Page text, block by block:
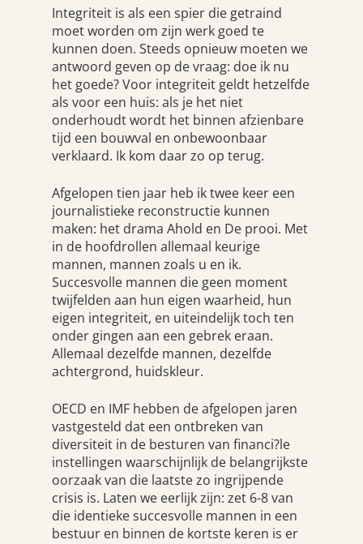
Integriteit is als een spier die getraind
moet worden om zijn werk goed te
kunnen doen. Steeds opnieuw moeten we
antwoord geven op de vraag: doe ik nu
het goede? Voor integriteit geldt hetzelfde
als voor een huis: als je het niet
onderhoudt wordt het binnen afzienbare
tijd een bouwval en onbewoonbaar
verklaard. Ik kom daar zo op terug.
Afgelopen tien jaar heb ik twee keer een
journalistieke reconstructie kunnen
maken: het drama Ahold en De prooi. Met
in de hoofdrollen allemaal keurige
mannen, mannen zoals u en ik.
Succesvolle mannen die geen moment
twijfelden aan hun eigen waarheid, hun
eigen integriteit, en uiteindelijk toch ten
onder gingen aan een gebrek eraan.
Allemaal dezelfde mannen, dezelfde
achtergrond, huidskleur.
OECD en IMF hebben de afgelopen jaren
vastgesteld dat een ontbreken van
diversiteit in de besturen van financi?le
instellingen waarschijnlijk de belangrijkste
oorzaak van die laatste zo ingrijpende
crisis is. Laten we eerlijk zijn: zet 6-8 van
die identieke succesvolle mannen in een
bestuur en binnen de kortste keren is er